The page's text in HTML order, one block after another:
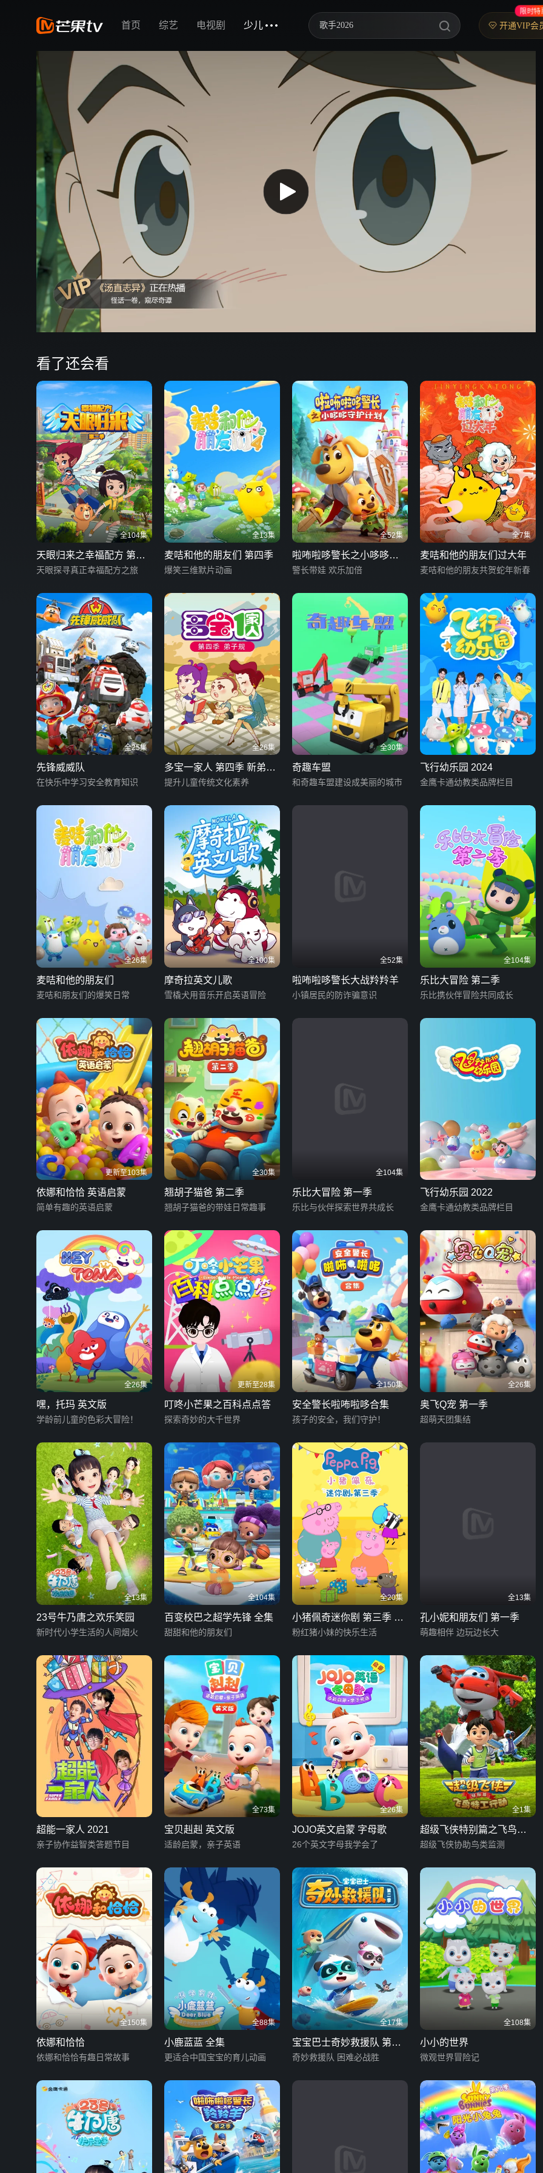
首页 综艺 电视剧 少儿
密室大逃脱 第八季
歌手2026
你好，星期六
中餐厅·南洋拾光季
快乐老家
野狗骨头
忙忙碌碌寻宝藏2
我们的宿舍·归心季
爸爸当家 第五季
开通VIP会
限时特
看了还会看
全104集
天眼归来之幸福配方 第二
季
天眼探寻真正幸福配方之旅
全13集
麦咭和他的朋友们 第四季
爆笑三维默片动画
全52集
啦咘啦哆警长之小哆哆守
护计划
警长带娃 欢乐加倍
全7集
麦咭和他的朋友们过大年
麦咭和他的朋友共贺蛇年新春
全25集
先锋威威队
在快乐中学习安全教育知识
全26集
多宝一家人 第四季 新弟子
规
提升儿童传统文化素养
全30集
奇趣车盟
和奇趣车盟建设成美丽的城市
飞行幼乐园 2024
金鹰卡通幼教类品牌栏目
全26集
麦咭和他的朋友们
麦咭和朋友们的爆笑日常
全100集
摩奇拉英文儿歌
雪橇犬用音乐开启英语冒险
全52集
啦咘啦哆警长大战羚羚羊
小镇居民的防诈骗意识
全104集
乐比大冒险 第二季
乐比携伙伴冒险共同成长
更新至103集
依娜和恰恰 英语启蒙
简单有趣的英语启蒙
全30集
翘胡子猫爸 第二季
翘胡子猫爸的带娃日常趣事
全104集
乐比大冒险 第一季
乐比与伙伴探索世界共成长
飞行幼乐园 2022
金鹰卡通幼教类品牌栏目
全26集
嘿，托玛 英文版
学龄前儿童的色彩大冒险！
更新至28集
叮咚小芒果之百科点点答
探索奇妙的大千世界
全150集
安全警长啦咘啦哆合集
孩子的安全，我们守护！
全26集
奥飞Q宠 第一季
超萌天团集结
全13集
23号牛乃唐之欢乐笑园
新时代小学生活的人间烟火
全104集
百变校巴之超学先锋 全集
甜甜和他的朋友们
全20集
小猪佩奇迷你剧 第三季 英
文版
粉红猪小妹的快乐生活
全13集
孔小妮和朋友们 第一季
萌趣相伴 边玩边长大
超能一家人 2021
亲子协作益智类答题节目
全73集
宝贝赳赳 英文版
适龄启蒙，亲子英语
全26集
JOJO英文启蒙 字母歌
26个英文字母我学会了
全1集
超级飞侠特别篇之飞鸟特
工行动
超级飞侠协助鸟类监测
全150集
依娜和恰恰
依娜和恰恰有趣日常故事
全88集
小鹿蓝蓝 全集
更适合中国宝宝的育儿动画
全17集
宝宝巴士奇妙救援队 第二
季
奇妙救援队 困难必战胜
全108集
小小的世界
微观世界冒险记